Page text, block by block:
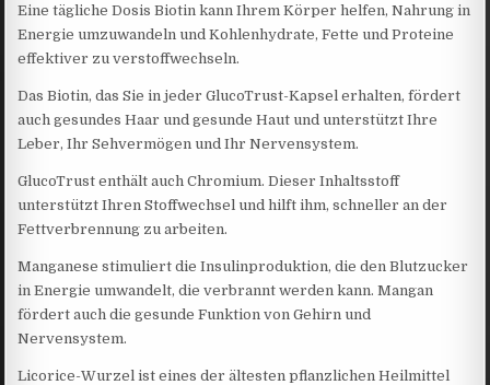
Eine tägliche Dosis Biotin kann Ihrem Körper helfen, Nahrung in
Energie umzuwandeln und Kohlenhydrate, Fette und Proteine
effektiver zu verstoffwechseln.
Das Biotin, das Sie in jeder GlucoTrust-Kapsel erhalten, fördert
auch gesundes Haar und gesunde Haut und unterstützt Ihre
Leber, Ihr Sehvermögen und Ihr Nervensystem.
GlucoTrust enthält auch Chromium. Dieser Inhaltsstoff
unterstützt Ihren Stoffwechsel und hilft ihm, schneller an der
Fettverbrennung zu arbeiten.
Manganese stimuliert die Insulinproduktion, die den Blutzucker
in Energie umwandelt, die verbrannt werden kann. Mangan
fördert auch die gesunde Funktion von Gehirn und
Nervensystem.
Licorice-Wurzel ist eines der ältesten pflanzlichen Heilmittel